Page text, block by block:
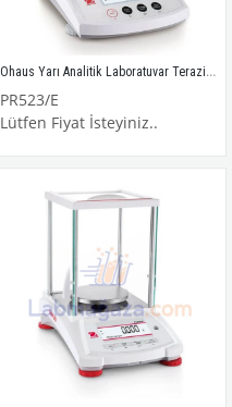
Ohaus Yarı Analitik Laboratuvar Terazisi / PR523/E
PR523/E
Lütfen Fiyat İsteyiniz..